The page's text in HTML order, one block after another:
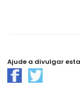
Ajude a divulgar